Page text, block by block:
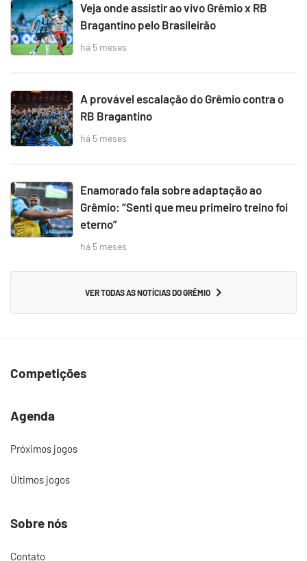
Veja onde assistir ao vivo Grêmio x RB
Bragantino pelo Brasileirão
há 5 meses
A provável escalação do Grêmio contra o
RB Bragantino
há 5 meses
Enamorado fala sobre adaptação ao
Grêmio: “Senti que meu primeiro treino foi
eterno”
há 5 meses
VER TODAS AS NOTÍCIAS DO GRÊMIO
Competições
Agenda
Próximos jogos
Últimos jogos
Sobre nós
Contato